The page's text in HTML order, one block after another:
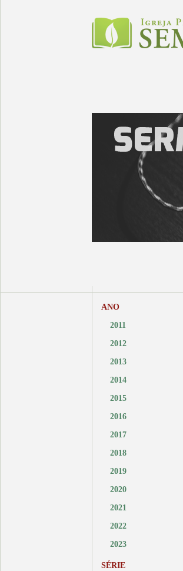
ANO
2011
2012
2013
2014
2015
2016
2017
2018
2019
2020
2021
2022
2023
SÉRIE